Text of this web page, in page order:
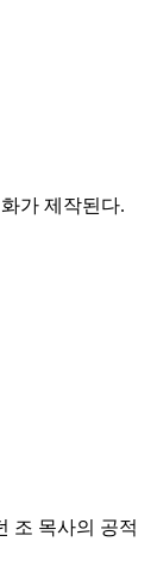
가 제작된다.
조 목사의 공적